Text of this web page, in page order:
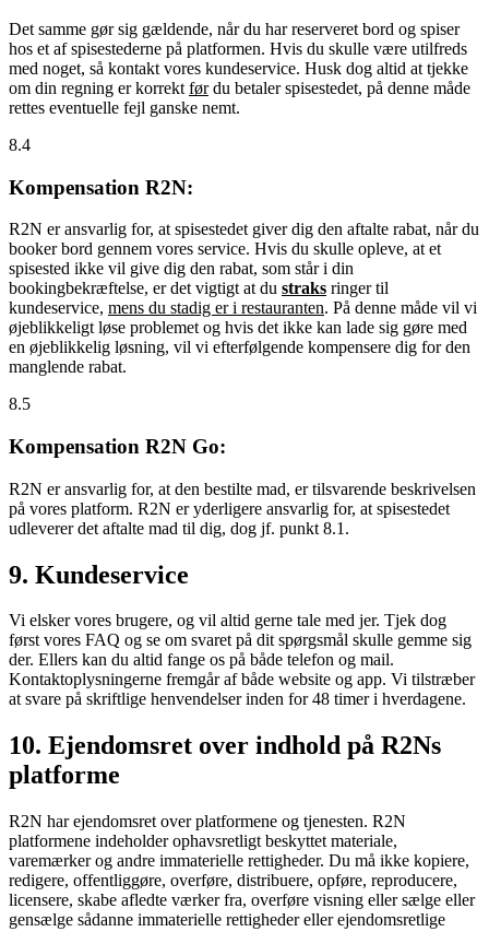
Det samme gør sig gældende, når du har reserveret bord og spiser
hos et af spisestederne på platformen. Hvis du skulle være utilfreds
med noget, så kontakt vores kundeservice. Husk dog altid at tjekke
om din regning er korrekt førdu betaler spisestedet, på denne måde
rettes eventuelle fejl ganske nemt.
8.4
Kompensation R2N:
R2N er ansvarlig for, at spisestedet giver dig den aftalte rabat, når du
booker bord gennem vores service. Hvis du skulle opleve, at et
spisested ikke vil give dig den rabat, som står i din
bookingbekræftelse, er det vigtigt at du straks ringer til
kundeservice, mens du stadig er i restauranten. På denne måde vil vi
øjeblikkeligt løse problemet og hvis det ikke kan lade sig gøre med
en øjeblikkelig løsning, vil vi efterfølgende kompensere dig for den
manglende rabat.
8.5
Kompensation R2N Go:
R2N er ansvarlig for, at den bestilte mad, er tilsvarende beskrivelsen
på vores platform. R2N er yderligere ansvarlig for, at spisestedet
udleverer det aftalte mad til dig, dog jf. punkt 8.1.
9. Kundeservice
Vi elsker vores brugere, og vil altid gerne tale med jer. Tjek dog
først vores FAQ og se om svaret på dit spørgsmål skulle gemme sig
der. Ellers kan du altid fange os på både telefon og mail.
Kontaktoplysningerne fremgår af både website og app. Vi tilstræber
at svare på skriftlige henvendelser inden for 48 timer i hverdagene.
10. Ejendomsret over indhold på R2Ns
platforme
R2N har ejendomsret over platformene og tjenesten. R2N
platformene indeholder ophavsretligt beskyttet materiale,
varemærker og andre immaterielle rettigheder. Du må ikke kopiere,
redigere, offentliggøre, overføre, distribuere, opføre, reproducere,
licensere, skabe afledte værker fra, overføre visning eller sælge eller
gensælge sådanne immaterielle rettigheder eller ejendomsretlige